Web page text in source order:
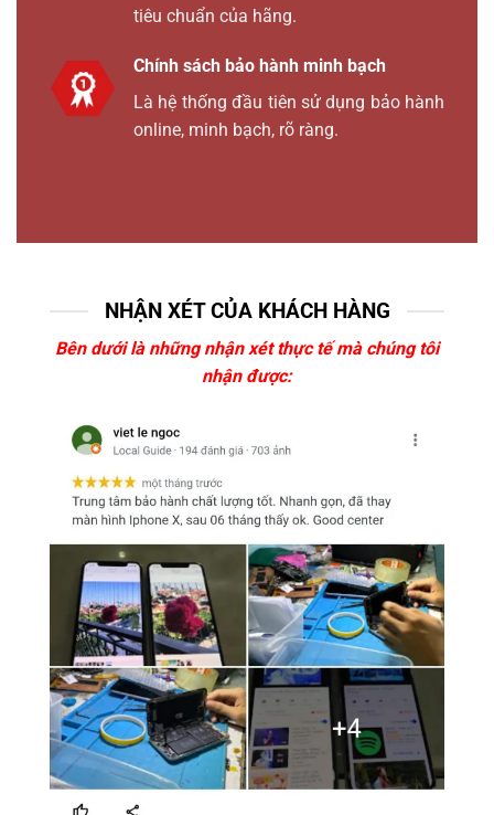
tiêu chuẩn của hãng.
Chính sách bảo hành minh bạch
Là hệ thống đầu tiên sử dụng bảo hành
online, minh bạch, rõ ràng.
NHẬN XÉT CỦA KHÁCH HÀNG
Bên dưới là những nhận xét thực tế mà chúng tôi
nhận được: